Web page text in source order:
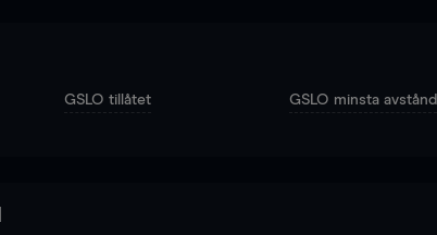
GSLO tillåtet GSLO minsta avstånd